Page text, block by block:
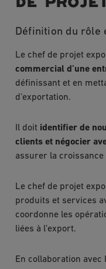
Définition du rôle
Le chef de projet
commercial d’une
définissant et en
d’exportation.
Il doit identifier de
clients et négocier
assurer la
Le chef de projet
produits et services
coordonne les
liées à l’export.
En collaboration